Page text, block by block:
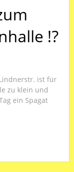
!?
ist für
zu klein und
ein Spagat